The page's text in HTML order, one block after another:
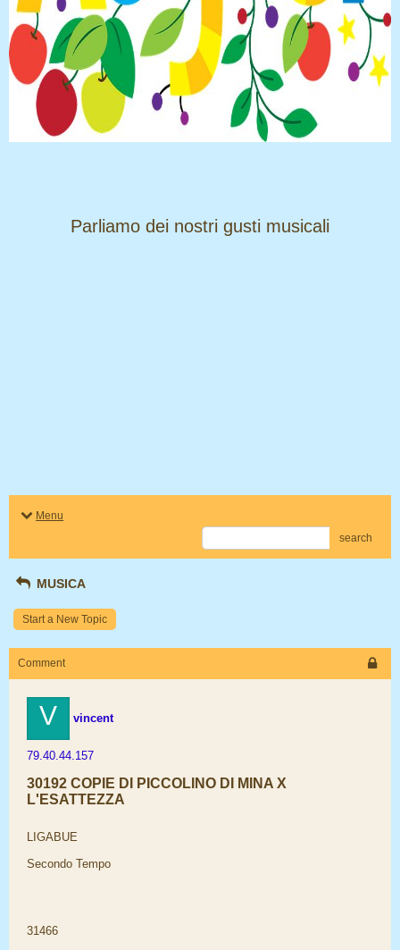
​​​​​​​Parliamo dei nostri gusti musicali
Menu
search
MUSICA
Start a New Topic
Comment
V vincent
79.40.44.157
30192 COPIE DI PICCOLINO DI MINA X
L'ESATTEZZA
LIGABUE
Secondo Tempo
31466